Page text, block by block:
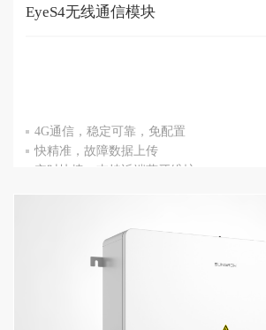
EyeS4无线通信模块
4G通信，稳定可靠，免配置
快精准，故障数据上传
实时快捷，支持近端蓝牙维护